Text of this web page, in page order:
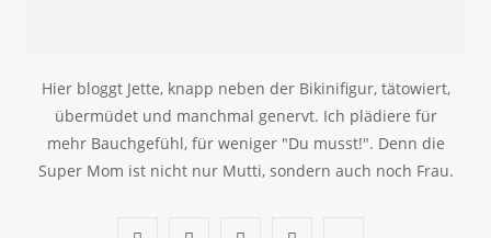
Hier bloggt Jette, knapp neben der Bikinifigur, tätowiert,
übermüdet und manchmal genervt. Ich plädiere für
mehr Bauchgefühl, für weniger "Du musst!". Denn die
Super Mom ist nicht nur Mutti, sondern auch noch Frau.